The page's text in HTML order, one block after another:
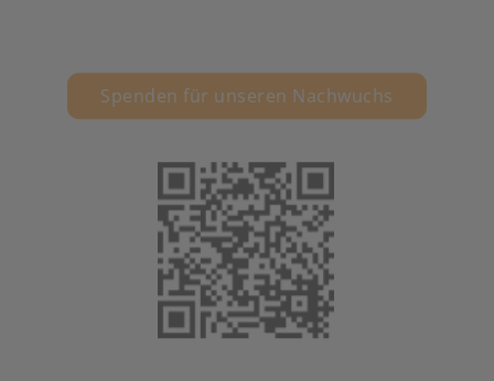
Spenden für unseren Nachwuchs